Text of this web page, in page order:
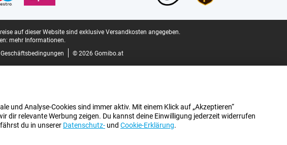
auf dieser Website sind exklusive Versandkosten angegeben.
mehr Informationen.
© 2026 Gomibo.at
und Analyse-Cookies sind immer aktiv. Mit einem Klick auf „Akzeptieren“
dir relevante Werbung zeigen. Du kannst deine Einwilligung jederzeit widerrufen
du in unserer Datenschutz- und Cookie-Erklärung.